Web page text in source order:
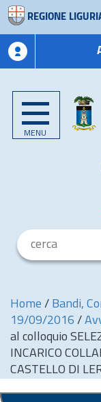
REGIONE
MENU
Home / Bandi,
19/09/2016 /
al colloquio
INCARICO
CASTELLO DI